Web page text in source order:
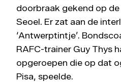
doorbraak gekend op de
Seoel. Er zat aan de
‘Antwerptintje’.
RAFC-trainer Guy Thys
opgeroepen die op dat
Pisa, speelde.